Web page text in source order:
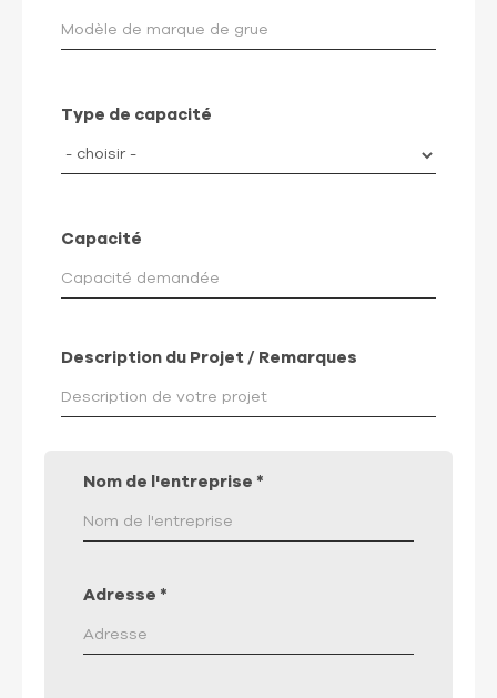
Type de capacité
Capacité
Description du Projet / Remarques
Nom de l'entreprise *
Adresse *